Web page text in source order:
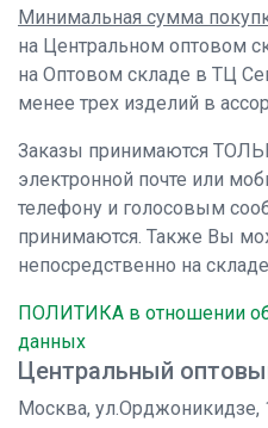
Минимальная сумма
на Центральном оптовом
на Оптовом складе в ТЦ
менее трех изделий в
Заказы принимаются
электронной почте или
телефону и голосовым
принимаются. Также Вы
непосредственно на
ПОЛИТИКА в отношении
данных
Центральный
Москва, ул.Орджоникидзе,